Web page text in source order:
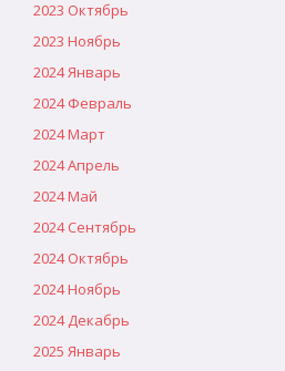
2023 Октябрь
2023 Ноябрь
2024 Январь
2024 Февраль
2024 Март
2024 Апрель
2024 Май
2024 Сентябрь
2024 Октябрь
2024 Ноябрь
2024 Декабрь
2025 Январь